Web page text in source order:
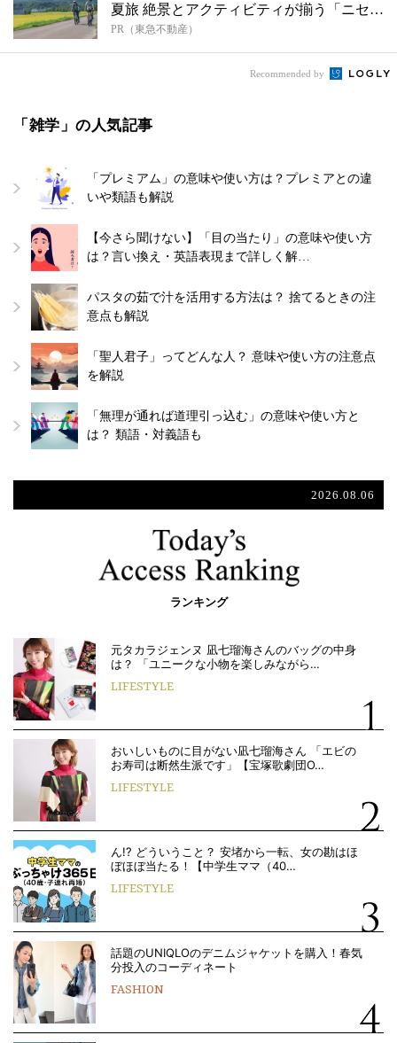
夏旅 絶景とアクティビティが揃う「ニセコ
東...
PR（東急不動産）
Recommended by
「雑学」の人気記事
「プレミアム」の意味や使い方は？プレミアとの違
いや類語も解説
【今さら聞けない】「目の当たり」の意味や使い方
は？言い換え・英語表現まで詳しく解…
パスタの茹で汁を活用する方法は？ 捨てるときの注
意点も解説
「聖人君子」ってどんな人？ 意味や使い方の注意点
を解説
「無理が通れば道理引っ込む」の意味や使い方と
は？ 類語・対義語も
2026.08.06
ランキング
元タカラジェンヌ 凪七瑠海さんのバッグの中身
は？ 「ユニークな小物を楽しみながら…
LIFESTYLE
おいしいものに目がない凪七瑠海さん 「エビの
お寿司は断然生派です」【宝塚歌劇団O…
LIFESTYLE
ん!? どういうこと？ 安堵から一転、女の勘はほ
ぼほぼ当たる！【中学生ママ（40…
LIFESTYLE
話題のUNIQLOのデニムジャケットを購入！春気
分投入のコーディネート
FASHION